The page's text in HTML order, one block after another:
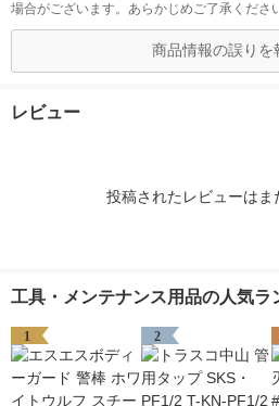
場合がございます。あらかじめご了承くださ
商品情報の誤りを
レビュー
投稿されたレビューはま
工具・メンテナンス用品の人気ラ
1 2